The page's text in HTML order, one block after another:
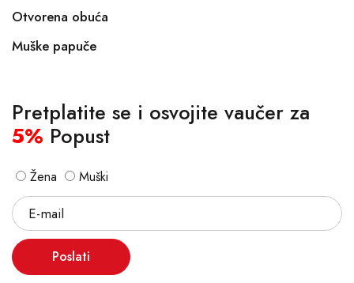
Otvorena obuća
Muške papuče
Pretplatite se i osvojite vaučer za
5% Popust
Žena Muški
Poslati